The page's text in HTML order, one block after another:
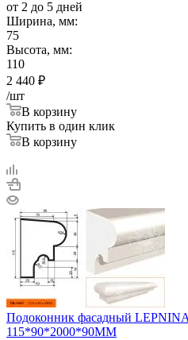
от 2 до 5 дней
Ширина, мм:
75
Высота, мм:
110
2 440 ₽
/шт
В корзину
Купить в один клик
В корзину
Подоконник фасадный
115*90*2000*90ММ